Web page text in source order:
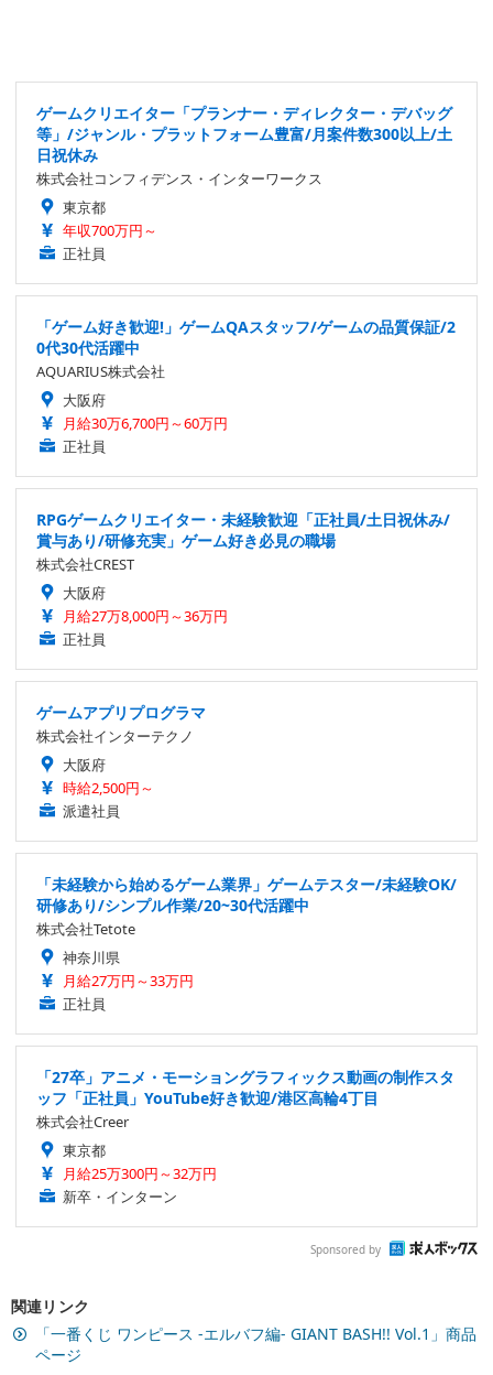
ゲームクリエイター「プランナー・ディレクター・デバッグ
等」/ジャンル・プラットフォーム豊富/月案件数300以上/土
日祝休み
株式会社コンフィデンス・インターワークス
東京都
年収700万円～
正社員
「ゲーム好き歓迎!」ゲームQAスタッフ/ゲームの品質保証/2
0代30代活躍中
AQUARIUS株式会社
大阪府
月給30万6,700円～60万円
正社員
RPGゲームクリエイター・未経験歓迎「正社員/土日祝休み/
賞与あり/研修充実」ゲーム好き必見の職場
株式会社CREST
大阪府
月給27万8,000円～36万円
正社員
ゲームアプリプログラマ
株式会社インターテクノ
大阪府
時給2,500円～
派遣社員
「未経験から始めるゲーム業界」ゲームテスター/未経験OK/
研修あり/シンプル作業/20~30代活躍中
株式会社Tetote
神奈川県
月給27万円～33万円
正社員
「27卒」アニメ・モーショングラフィックス動画の制作スタ
ッフ「正社員」YouTube好き歓迎/港区高輪4丁目
株式会社Creer
東京都
月給25万300円～32万円
新卒・インターン
Sponsored by
関連リンク
「一番くじ ワンピース -エルバフ編- GIANT BASH!! Vol.1」商品
ページ